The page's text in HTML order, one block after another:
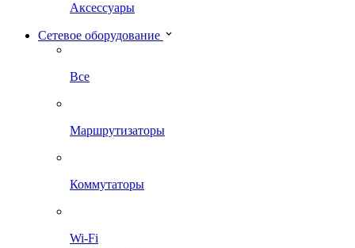
Аксессуары
Сетевое оборудование
Все
Маршрутизаторы
Коммутаторы
Wi-Fi